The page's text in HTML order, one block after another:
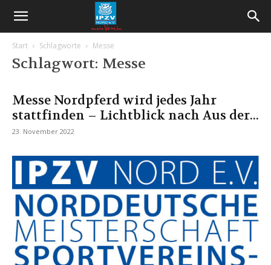
Start Schlagworte Messe
Schlagwort: Messe
Messe Nordpferd wird jedes Jahr
stattfinden – Lichtblick nach Aus der...
23. November 2022